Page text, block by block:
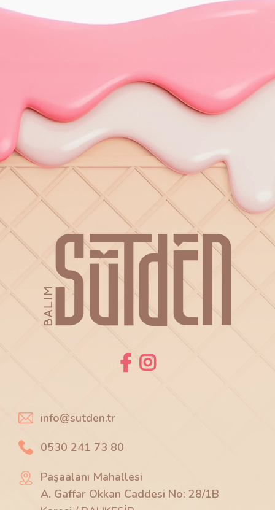
info@sutden.tr
0530 241 73 80
Paşaalanı Mahallesi
A. Gaffar Okkan Caddesi No: 28/1B